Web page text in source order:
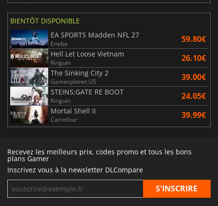
BIENTÔT DISPONIBLE
EA SPORTS Madden NFL 27
Eneba 59.80€
Hell Let Loose Vietnam
Kinguin 26.10€
The Sinking City 2
Gamesplanet US 39.00€
STEINS;GATE RE BOOT
Kinguin 24.05€
Mortal Shell II
Carrefour 39.99€
Recevez les meilleurs prix, codes promo et tous les bons
plans Gamer
Inscrivez vous à la newsletter DLCompare